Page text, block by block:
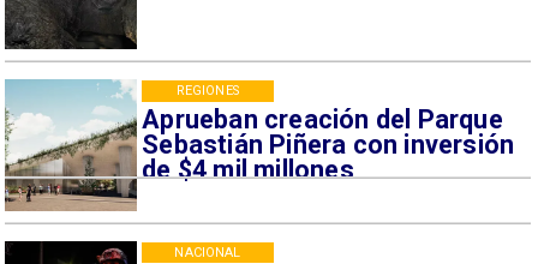
Aprueban creación del Parque
Sebastián Piñera con inversión
de $4 mil millones
REGIONES
NACIONAL